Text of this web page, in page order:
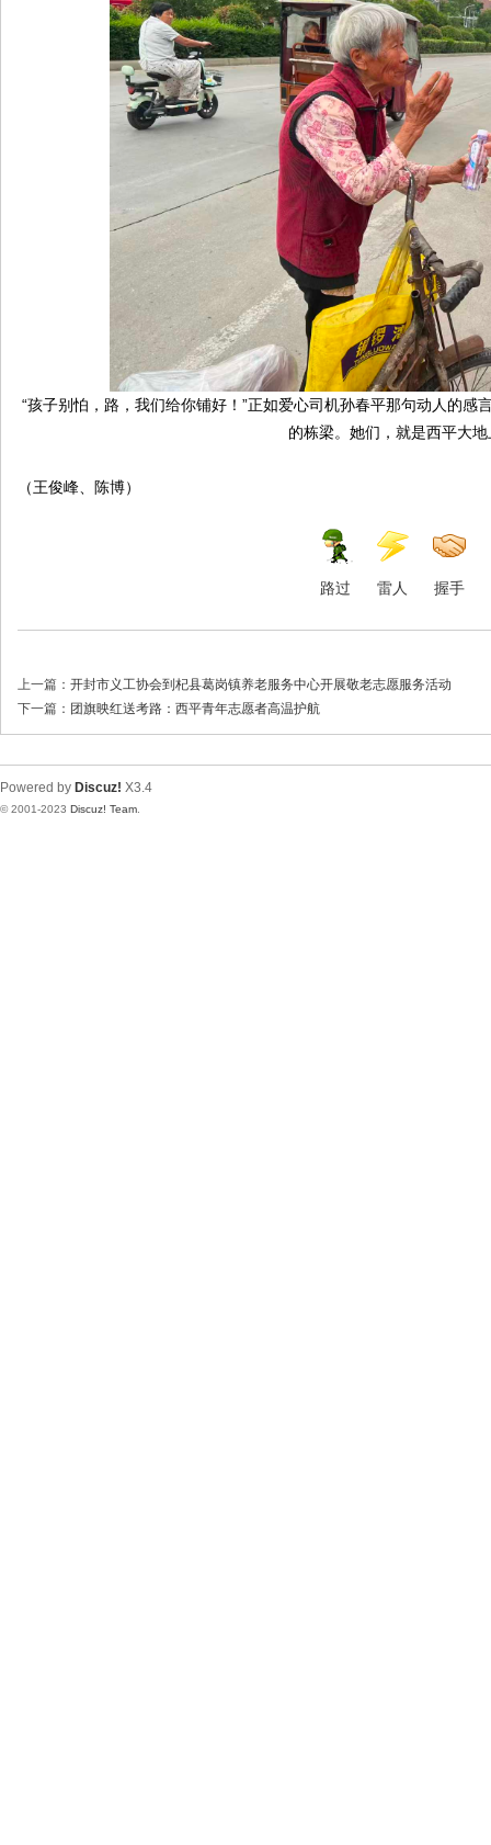
“孩子别怕，路，我们给你铺好！”正如爱心司机孙春平那句动人的
的栋梁。她们，就是西平大
（王俊峰、陈博）
路过 雷人 握手
上一篇： 开封市义工协会到杞县葛岗镇养老服务中心开展敬老志愿服务活动
下一篇： 团旗映红送考路：西平青年志愿者高温护航
Powered by Discuz! X3.4
© 2001-2023 Discuz! Team